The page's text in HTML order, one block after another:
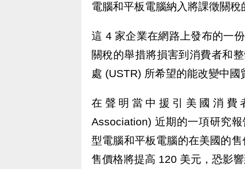
電腦和平板電腦納入將課徵關稅
這 4 家企業在網路上發布的一
關稅的舉措將損害到消費者和
處 (USTR) 所希望的能改變中國
在聲明當中援引美國消費
Association) 近期的一項研究
型電腦和平板電腦的在美國的
售價格將提高 120 美元，恐影響